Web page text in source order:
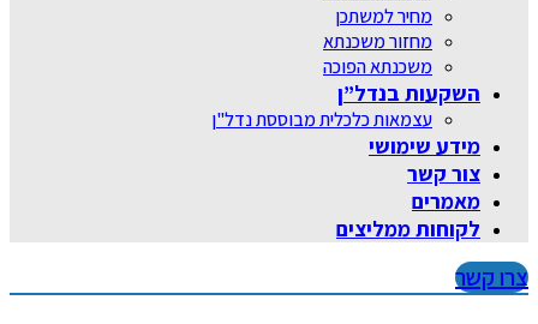
מחיר למשתכן
מחזור משכנתא
משכנתא הפוכה
השקעות בנדל”ן
עצמאות כלכלית מבוססת נדל"ן
מידע שימושי
צור קשר
מאמרים
לקוחות ממליצים
צרו קשר